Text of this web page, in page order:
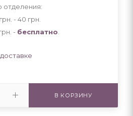
отделения:
- 40 грн
- бесплатно
В КОРЗИНУ